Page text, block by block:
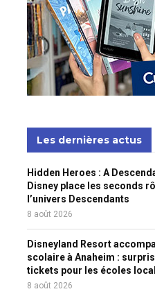
Les dernières actus
Hidden Heroes : A
Disney place les seconds
l’univers Descendants
8 août 2026
Disneyland Resort
scolaire à Anaheim :
tickets pour les écoles
8 août 2026